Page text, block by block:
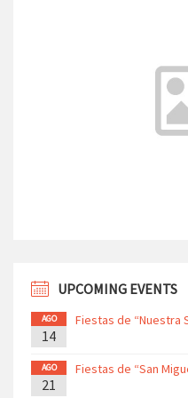
UPCOMING EVENTS
AGO
14
Fiestas de “Nuestra
AGO
21
Fiestas de “San